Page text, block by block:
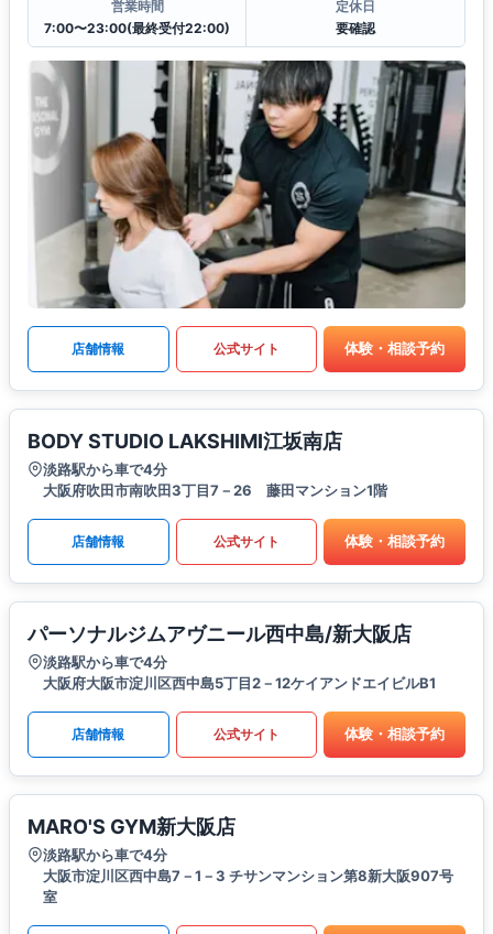
営業時間
7:00〜23:00(最終受付22:00)
定休日
要確認
店舗情報 公式サイト 体験・相談予約
BODY STUDIO LAKSHIMI江坂南店
淡路駅から車で4分
大阪府吹田市南吹田3丁目7－26 藤田マンション1階
店舗情報 公式サイト 体験・相談予約
パーソナルジムアヴニール西中島/新大阪店
淡路駅から車で4分
大阪府大阪市淀川区西中島5丁目2－12ケイアンドエイビルB1
店舗情報 公式サイト 体験・相談予約
MARO'S GYM新大阪店
淡路駅から車で4分
大阪市淀川区西中島7－1－3 チサンマンション第8新大阪907号
室